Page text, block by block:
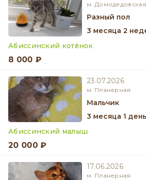
м. Домодедовская
разный пол
3 месяца 2
Абиссинский котёнок
8 000 ₽
23.07.2026
м. Планерная
мальчик
3 месяца 1 день
Абиссинский малыш
20 000 ₽
17.06.2026
м. Планерная